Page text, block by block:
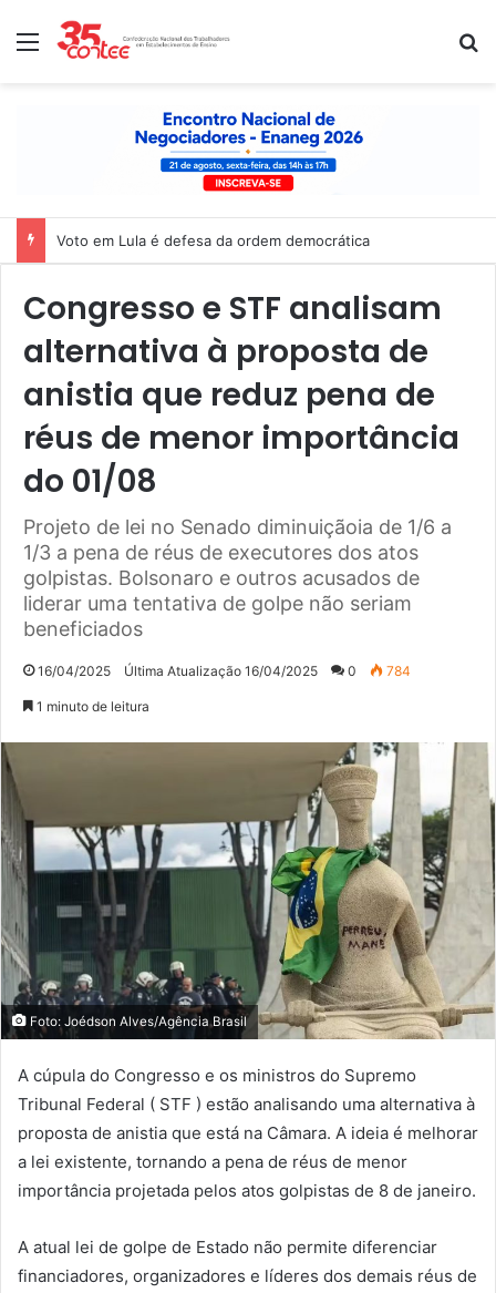
Menu
Voto em Lula é defesa da ordem democrática
Congresso e STF analisam
alternativa à proposta de
anistia que reduz pena de
réus de menor importância
do 01/08
Projeto de lei no Senado diminuiçãoia de 1/6 a
1/3 a pena de réus de executores dos atos
golpistas. Bolsonaro e outros acusados de
liderar uma tentativa de golpe não seriam
beneficiados
16/04/2025 Última Atualização 16/04/2025 0 784
1 minuto de leitura
Foto: Joédson Alves/Agência Brasil
A cúpula do Congresso e os ministros do Supremo
Tribunal Federal ( STF ) estão analisando uma alternativa à
proposta de anistia que está na Câmara. A ideia é melhorar
a lei existente, tornando a pena de réus de menor
importância projetada pelos atos golpistas de 8 de janeiro.
A atual lei de golpe de Estado não permite diferenciar
financiadores, organizadores e líderes dos demais réus de